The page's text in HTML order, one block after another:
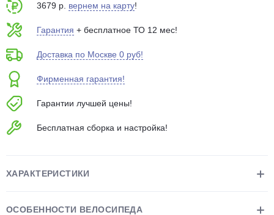
3679 р. вернем на карту!
Гарантия + бесплатное ТО 12 мес!
Доставка по Москве 0 руб!
Фирменная гарантия!
Гарантии лучшей цены!
Бесплатная сборка и настройка!
ХАРАКТЕРИСТИКИ
ОСОБЕННОСТИ ВЕЛОСИПЕДА
Подробнее
Остались вопросы?